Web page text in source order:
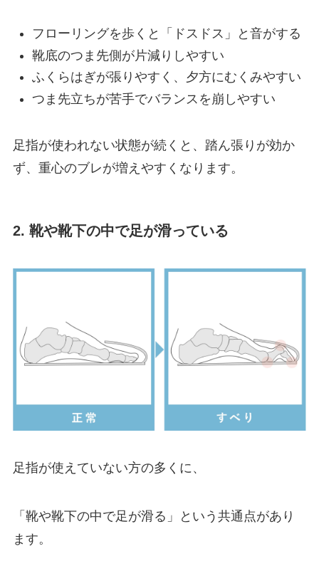
フローリングを歩くと「ドスドス」と音がする
靴底のつま先側が片減りしやすい
ふくらはぎが張りやすく、夕方にむくみやすい
つま先立ちが苦手でバランスを崩しやすい
足指が使われない状態が続くと、踏ん張りが効か
ず、重心のブレが増えやすくなります。
2. 靴や靴下の中で足が滑っている
足指が使えていない方の多くに、
「靴や靴下の中で足が滑る」という共通点があり
ます。